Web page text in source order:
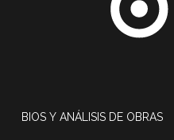
BIOS Y ANÁLISIS DE OBRAS